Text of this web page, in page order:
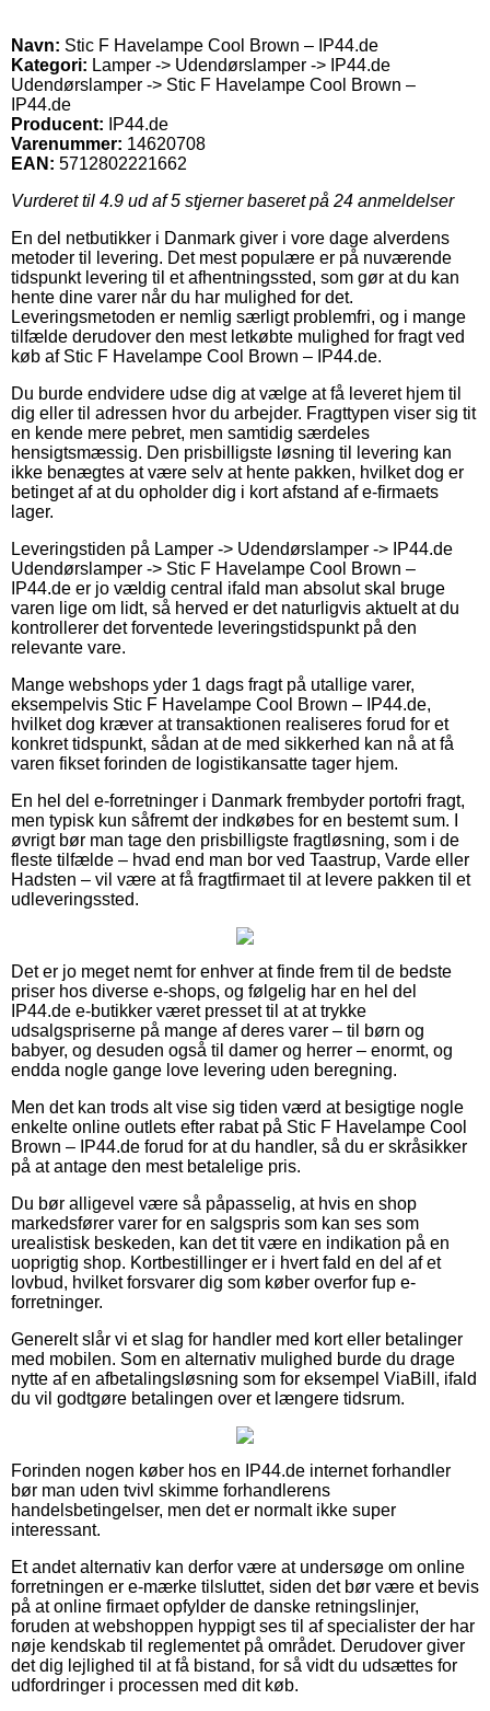
Navn: Stic F Havelampe Cool Brown – IP44.de
Kategori: Lamper -> Udendørslamper -> IP44.de
Udendørslamper -> Stic F Havelampe Cool Brown –
IP44.de
Producent:
IP44.de
Varenummer: 14620708
EAN: 5712802221662
Vurderet til 4.9 ud af 5 stjerner baseret på 24 anmeldelser
En del netbutikker i Danmark giver i vore dage alverdens
metoder til levering. Det mest populære er på nuværende
tidspunkt levering til et afhentningssted, som gør at du kan
hente dine varer når du har mulighed for det.
Leveringsmetoden er nemlig særligt problemfri, og i mange
tilfælde derudover den mest letkøbte mulighed for fragt ved
køb af Stic F Havelampe Cool Brown – IP44.de.
Du burde endvidere udse dig at vælge at få leveret hjem til
dig eller til adressen hvor du arbejder. Fragttypen viser sig tit
en kende mere pebret, men samtidig særdeles
hensigtsmæssig. Den prisbilligste løsning til levering kan
ikke benægtes at være selv at hente pakken, hvilket dog er
betinget af at du opholder dig i kort afstand af e-firmaets
lager.
Leveringstiden på Lamper -> Udendørslamper -> IP44.de
Udendørslamper -> Stic F Havelampe Cool Brown –
IP44.de er jo vældig central ifald man absolut skal bruge
varen lige om lidt, så herved er det naturligvis aktuelt at du
kontrollerer det forventede leveringstidspunkt på den
relevante vare.
Mange webshops yder 1 dags fragt på utallige varer,
eksempelvis Stic F Havelampe Cool Brown – IP44.de,
hvilket dog kræver at transaktionen realiseres forud for et
konkret tidspunkt, sådan at de med sikkerhed kan nå at få
varen fikset forinden de logistikansatte tager hjem.
En hel del e-forretninger i Danmark frembyder portofri fragt,
men typisk kun såfremt der indkøbes for en bestemt sum. I
øvrigt bør man tage den prisbilligste fragtløsning, som i de
fleste tilfælde – hvad end man bor ved Taastrup, Varde eller
Hadsten – vil være at få fragtfirmaet til at levere pakken til et
udleveringssted.
Det er jo meget nemt for enhver at finde frem til de bedste
priser hos diverse e-shops, og følgelig har en hel del
IP44.de e-butikker været presset til at at trykke
udsalgspriserne på mange af deres varer – til børn og
babyer, og desuden også til damer og herrer – enormt, og
endda nogle gange love levering uden beregning.
Men det kan trods alt vise sig tiden værd at besigtige nogle
enkelte online outlets efter rabat på Stic F Havelampe Cool
Brown – IP44.de forud for at du handler, så du er skråsikker
på at antage den mest betalelige pris.
Du bør alligevel være så påpasselig, at hvis en shop
markedsfører varer for en salgspris som kan ses som
urealistisk beskeden, kan det tit være en indikation på en
uoprigtig shop. Kortbestillinger er i hvert fald en del af et
lovbud, hvilket forsvarer dig som køber overfor fup e-
forretninger.
Generelt slår vi et slag for handler med kort eller betalinger
med mobilen. Som en alternativ mulighed burde du drage
nytte af en afbetalingsløsning som for eksempel ViaBill, ifald
du vil godtgøre betalingen over et længere tidsrum.
Forinden nogen køber hos en IP44.de internet forhandler
bør man uden tvivl skimme forhandlerens
handelsbetingelser, men det er normalt ikke super
interessant.
Et andet alternativ kan derfor være at undersøge om online
forretningen er e-mærke tilsluttet, siden det bør være et bevis
på at online firmaet opfylder de danske retningslinjer,
foruden at webshoppen hyppigt ses til af specialister der har
nøje kendskab til reglementet på området. Derudover giver
det dig lejlighed til at få bistand, for så vidt du udsættes for
udfordringer i processen med dit køb.